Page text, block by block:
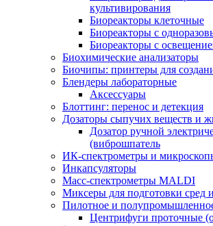
культивирования
Биореакторы клеточные
Биореакторы с
Биореакторы с
Биохимические анализаторы
Биочипы: принтеры для
Блендеры лабораторные
Аксессуары
Блоттинг: перенос и детекция
Дозаторы сыпучих веществ и
Дозатор ручной
(виброшпатель
ИК-спектрометры и
Инкапсуляторы
Масс-спектрометры MALDI
Миксеры для подготовки сред
Пилотное и
Центрифуги проточные